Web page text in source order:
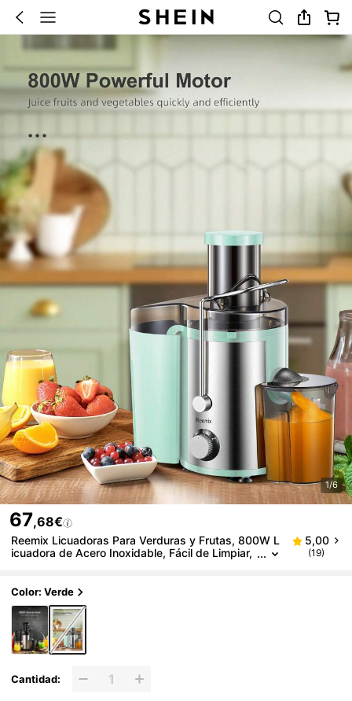
1/6
67,68€
Reemix Licuadoras Para Verduras y Frutas, 800W L
icuadora de Acero Inoxidable, Fácil de Limpiar,
5,00
(19)
Color: Verde
Cantidad: